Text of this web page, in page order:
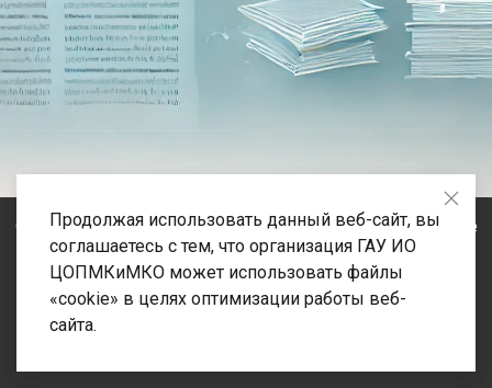
Продолжая использовать данный веб-сайт, вы
соглашаетесь с тем, что организация ГАУ ИО
ЦОПМКиМКО может использовать файлы
«cookie» в целях оптимизации работы веб-
сайта.
© 2020-2026 Государственное автономное учреждение
Иркутской области «Центр оценки профессионального
мастерства, квалификаций педагогов и мониторинга
качества образования» Адрес: 664023, Иркутская
область, город Иркутск, улица Лыткина, строение 75/1.